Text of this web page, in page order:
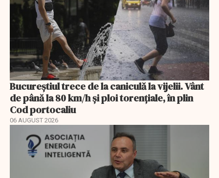
Bucureștiul trece de la caniculă la vijelii. Vânt
de până la 80 km/h și ploi torențiale, în plin
Cod portocaliu
06 AUGUST 2026